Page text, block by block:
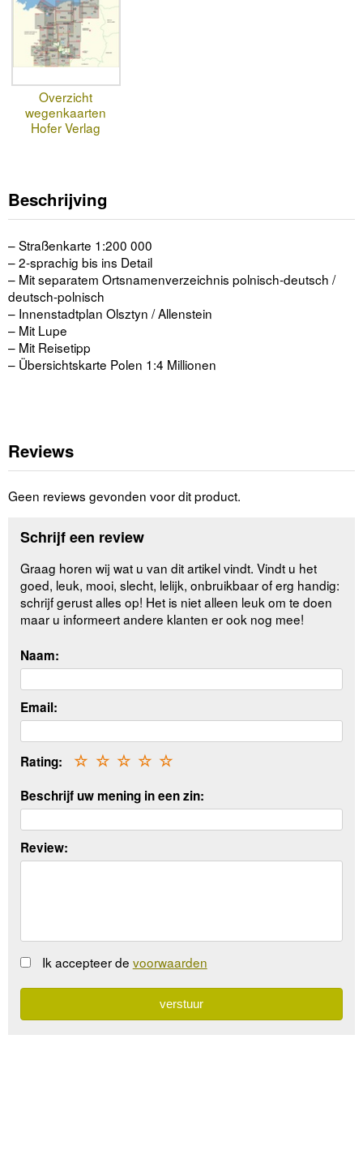
Overzicht
wegenkaarten
Hofer Verlag
Beschrijving
– Straßenkarte 1:200 000
– 2-sprachig bis ins Detail
– Mit separatem Ortsnamenverzeichnis polnisch-deutsch /
deutsch-polnisch
– Innenstadtplan Olsztyn / Allenstein
– Mit Lupe
– Mit Reisetipp
– Übersichtskarte Polen 1:4 Millionen
Reviews
Geen reviews gevonden voor dit product.
Schrijf een review
Graag horen wij wat u van dit artikel vindt. Vindt u het
goed, leuk, mooi, slecht, lelijk, onbruikbaar of erg handig:
schrijf gerust alles op! Het is niet alleen leuk om te doen
maar u informeert andere klanten er ook nog mee!
Naam:
Email:
Rating: ☆
☆
☆
☆
☆
Beschrijf uw mening in een zin:
Review:
Ik accepteer de voorwaarden